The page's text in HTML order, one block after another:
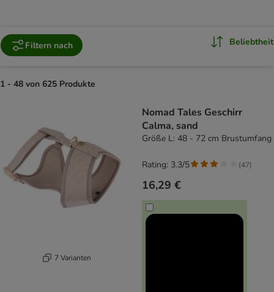
Filtern nach Beliebtheit
1 - 48 von 625 Produkte
7 Varianten
Nomad Tales Geschirr
Calma, sand
Größe L: 48 - 72 cm Brustumfang
16,29 €
Rating: 3.3/5 (47)